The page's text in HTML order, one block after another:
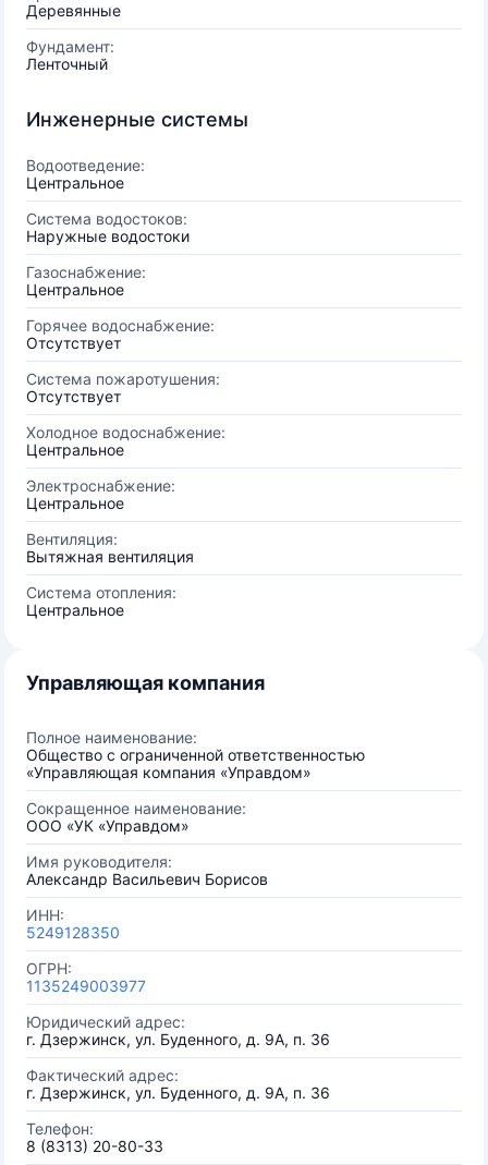
Деревянные
Фундамент:
Ленточный
Инженерные системы
Водоотведение:
Центральное
Система водостоков:
Наружные водостоки
Газоснабжение:
Центральное
Горячее водоснабжение:
Отсутствует
Система пожаротушения:
Отсутствует
Холодное водоснабжение:
Центральное
Электроснабжение:
Центральное
Вентиляция:
Вытяжная вентиляция
Система отопления:
Центральное
Управляющая компания
Полное наименование:
Общество с ограниченной ответственностью
«Управляющая компания «Управдом»
Сокращенное наименование:
ООО «УК «Управдом»
Имя руководителя:
Александр Васильевич Борисов
ИНН:
5249128350
ОГРН:
1135249003977
Юридический адрес:
г. Дзержинск, ул. Буденного, д. 9А, п. 36
Фактический адрес:
г. Дзержинск, ул. Буденного, д. 9А, п. 36
Телефон:
8 (8313) 20-80-33